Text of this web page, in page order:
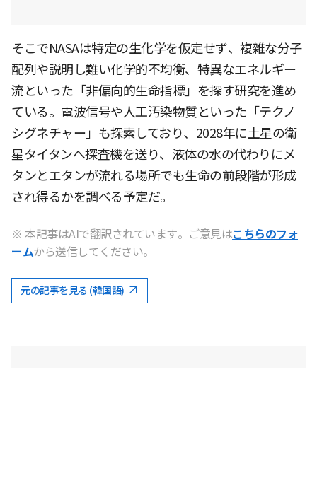
そこでNASAは特定の生化学を仮定せず、複雑な分子
配列や説明し難い化学的不均衡、特異なエネルギー
流といった「非偏向的生命指標」を探す研究を進め
ている。電波信号や人工汚染物質といった「テクノ
シグネチャー」も探索しており、2028年に土星の衛
星タイタンへ探査機を送り、液体の水の代わりにメ
タンとエタンが流れる場所でも生命の前段階が形成
され得るかを調べる予定だ。
※ 本記事はAIで翻訳されています。ご意見はこちらのフォ
ームから送信してください。
元の記事を見る (韓国語)